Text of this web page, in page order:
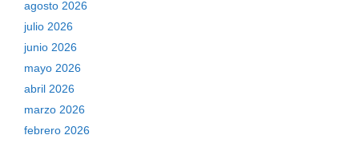
agosto 2026
julio 2026
junio 2026
mayo 2026
abril 2026
marzo 2026
febrero 2026